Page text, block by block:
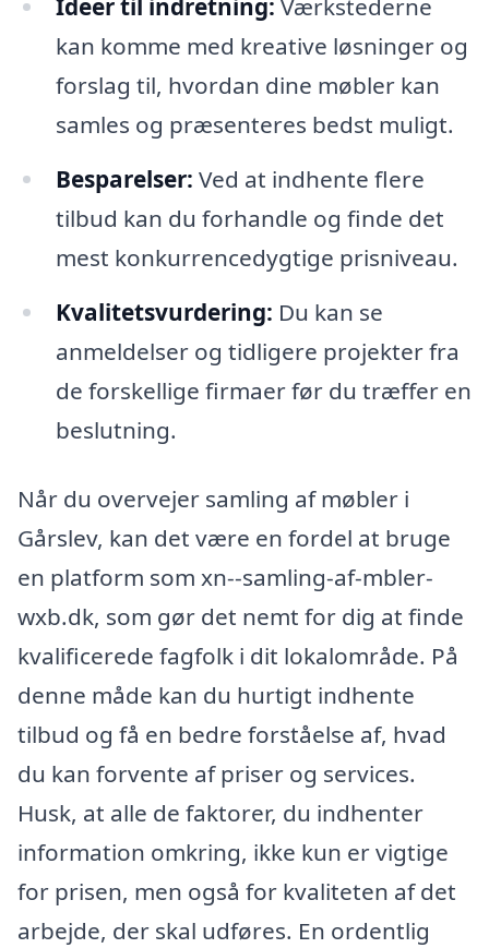
Ideer til indretning: Værkstederne
kan komme med kreative løsninger og
forslag til, hvordan dine møbler kan
samles og præsenteres bedst muligt.
Besparelser: Ved at indhente flere
tilbud kan du forhandle og finde det
mest konkurrencedygtige prisniveau.
Kvalitetsvurdering: Du kan se
anmeldelser og tidligere projekter fra
de forskellige firmaer før du træffer en
beslutning.
Når du overvejer samling af møbler i
Gårslev, kan det være en fordel at bruge
en platform som xn--samling-af-mbler-
wxb.dk, som gør det nemt for dig at finde
kvalificerede fagfolk i dit lokalområde. På
denne måde kan du hurtigt indhente
tilbud og få en bedre forståelse af, hvad
du kan forvente af priser og services.
Husk, at alle de faktorer, du indhenter
information omkring, ikke kun er vigtige
for prisen, men også for kvaliteten af det
arbejde, der skal udføres. En ordentlig